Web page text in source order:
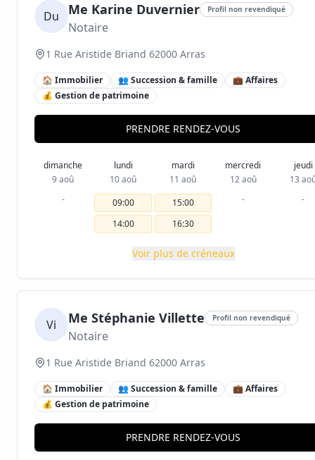
Du Me Karine Duvernier Profil non revendiqué
Notaire
1 Rue Aristide Briand 62000 Arras
🏠 Immobilier 👥 Succession & famille
💼 Affaires
💰 Gestion de patrimoine
PRENDRE RENDEZ-VOUS
dimanche
9 aoû
-
lundi
10 aoû
09:00
14:00
mardi
11 aoû
15:00
16:30
mercredi
12 aoû
-
jeudi
13
-
Voir plus de créneaux
Vi Me Stéphanie Villette Profil non revendiqué
Notaire
1 Rue Aristide Briand 62000 Arras
🏠 Immobilier 👥 Succession & famille
💼 Affaires
💰 Gestion de patrimoine
PRENDRE RENDEZ-VOUS